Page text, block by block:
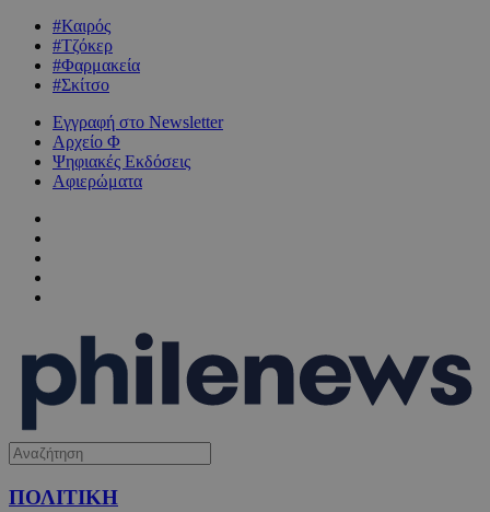
#Καιρός
#Τζόκερ
#Φαρμακεία
#Σκίτσο
Εγγραφή στο Newsletter
Αρχείο Φ
Ψηφιακές Εκδόσεις
Αφιερώματα
ΠΟΛΙΤΙΚΗ